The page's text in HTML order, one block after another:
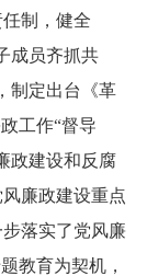
制，健全
成员齐抓共
制定出台《革
工作“督导
政建设和反腐
廉政建设重点
落实了党风廉
教育为契机，